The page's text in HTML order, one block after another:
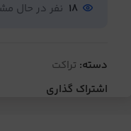
18 نفر در حال
دسته: تراکت
اشتراک گذاری